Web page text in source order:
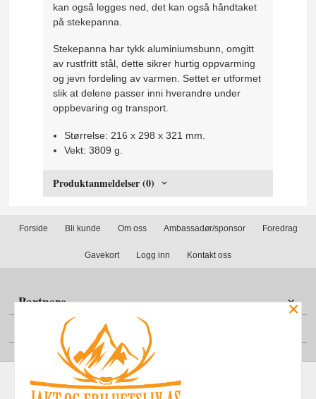
kan også legges ned, det kan også håndtaket
på stekepanna.
Stekepanna har tykk aluminiumsbunn, omgitt
av rustfritt stål, dette sikrer hurtig oppvarming
og jevn fordeling av varmen. Settet er utformet
slik at delene passer inni hverandre under
oppbevaring og transport.
Størrelse: 216 x 298 x 321 mm.
Vekt: 3809 g.
Produktanmeldelser (0)
Forside Bli kunde Om oss Ambassadør/sponsor Foredrag
Gavekort Logg inn Kontakt oss
Partnere
Din konto
×